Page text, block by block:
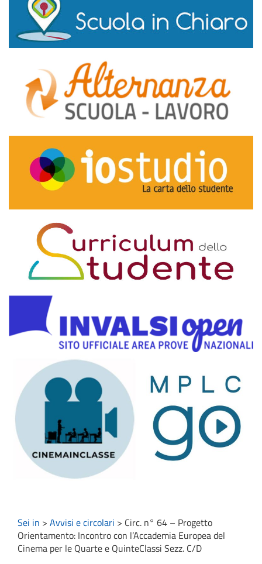
Sei in > Avvisi e circolari > Circ. n° 64 – Progetto
Orientamento: Incontro con l’Accademia Europea del
Cinema per le Quarte e QuinteClassi Sezz. C/D